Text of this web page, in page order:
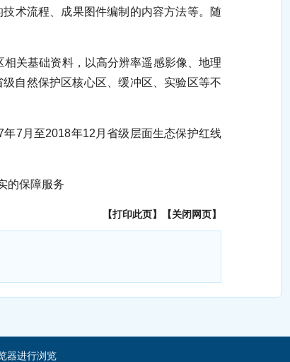
术流程、成果图件编制的内容方法等。随
关基础资料，以高分辨率遥感影像、地理
自然保护区核心区、缓冲区、实验区等不
7月至2018年12月省级层面生态保护红线
的保障服务
【打印此页】【关闭网页】
器进行浏览